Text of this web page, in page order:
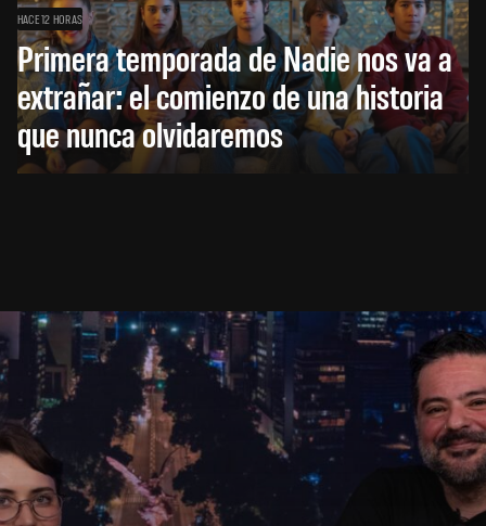
HACE 12 HORAS
Primera temporada de Nadie nos va a
extrañar: el comienzo de una historia
que nunca olvidaremos